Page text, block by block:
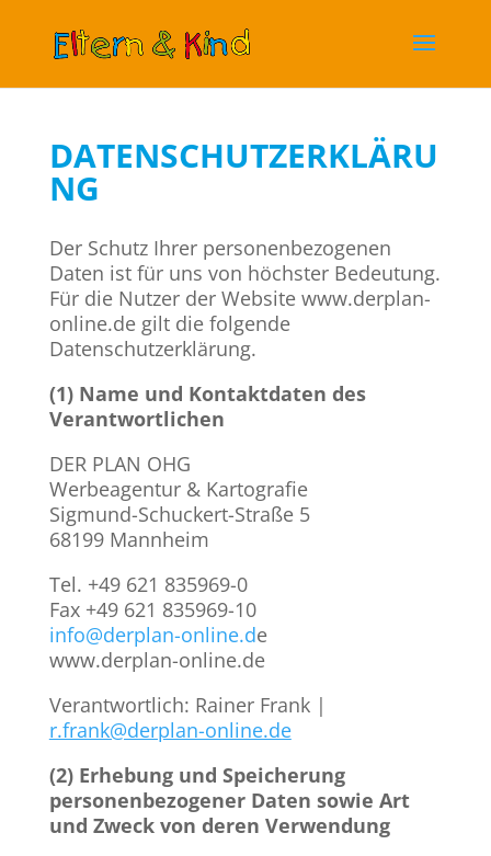
DATENSCHUTZERKLÄRU
NG
​Der Schutz Ihrer personenbezogenen
Daten ist für uns von höchster Bedeutung.
Für die Nutzer der Website www.derplan-
online.de gilt die folgende
Datenschutzerklärung.
(1) Name und Kontaktdaten des
Verantwortlichen
​DER PLAN OHG
Werbeagentur & Kartografie
Sigmund-Schuckert-Straße 5
68199 Mannheim
Tel. +49 621 835969-0
Fax +49 621 835969-10
info@derplan-online.de
www.derplan-online.de
Verantwortlich: Rainer Frank |
r.frank@derplan-online.de
​(2) Erhebung und Speicherung
personenbezogener Daten sowie Art
und Zweck von deren Verwendung